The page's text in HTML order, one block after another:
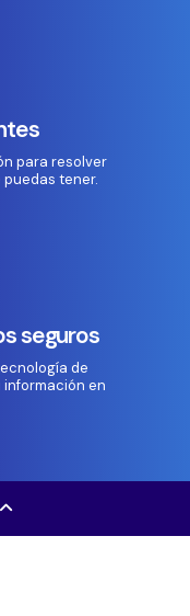
para resolver
tener.
seguros
de
en